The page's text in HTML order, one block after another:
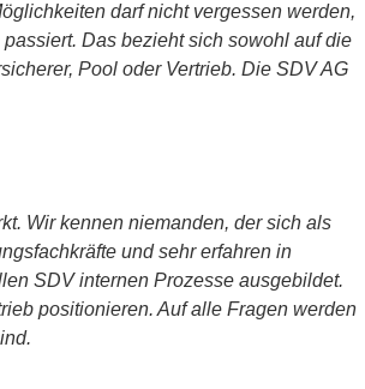
darf nicht vergessen werden,
Das bezieht sich sowohl auf die
Pool oder Vertrieb. Die SDV AG
Wir kennen niemanden, der sich als
und sehr erfahren in
SDV internen Prozesse ausgebildet.
positionieren. Auf alle Fragen werden